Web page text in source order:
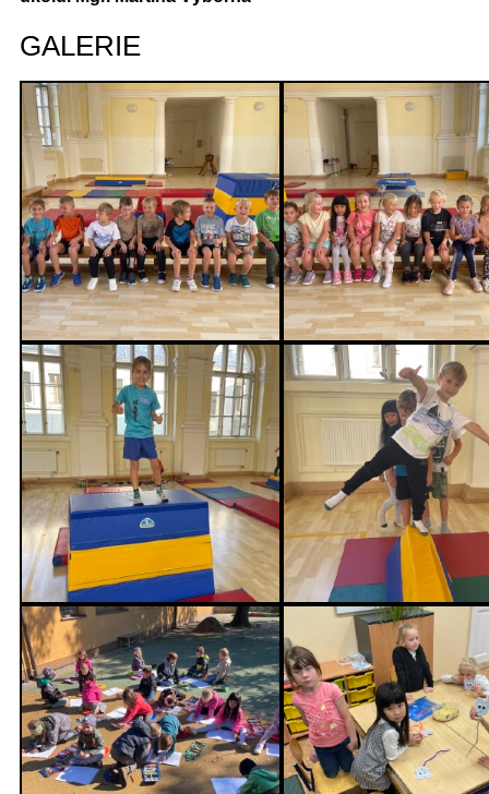
GALERIE